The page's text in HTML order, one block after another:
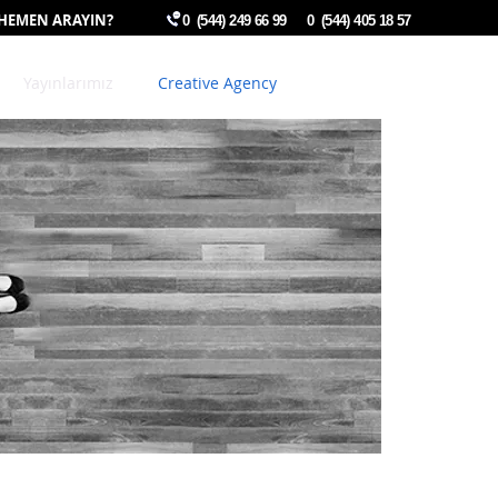
ARAYIN? 0 (544) 249 66 99 0 (544) 405 18 57
Yayınlarımız Creative Agency